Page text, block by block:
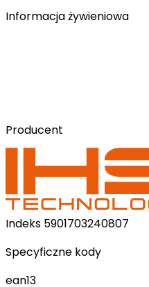
Informacja żywieniowa
Producent
Indeks 5901703240807
Specyficzne kody
ean13